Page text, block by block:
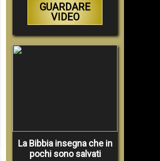
GUARDARE
VIDEO
La Bibbia insegna che in
pochi sono salvati